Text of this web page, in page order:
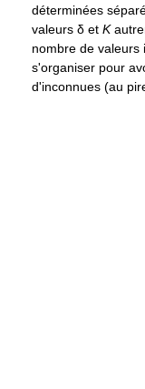
déterminées
valeurs δ et K
nombre de valeurs
s'organiser pour
d'inconnues (au